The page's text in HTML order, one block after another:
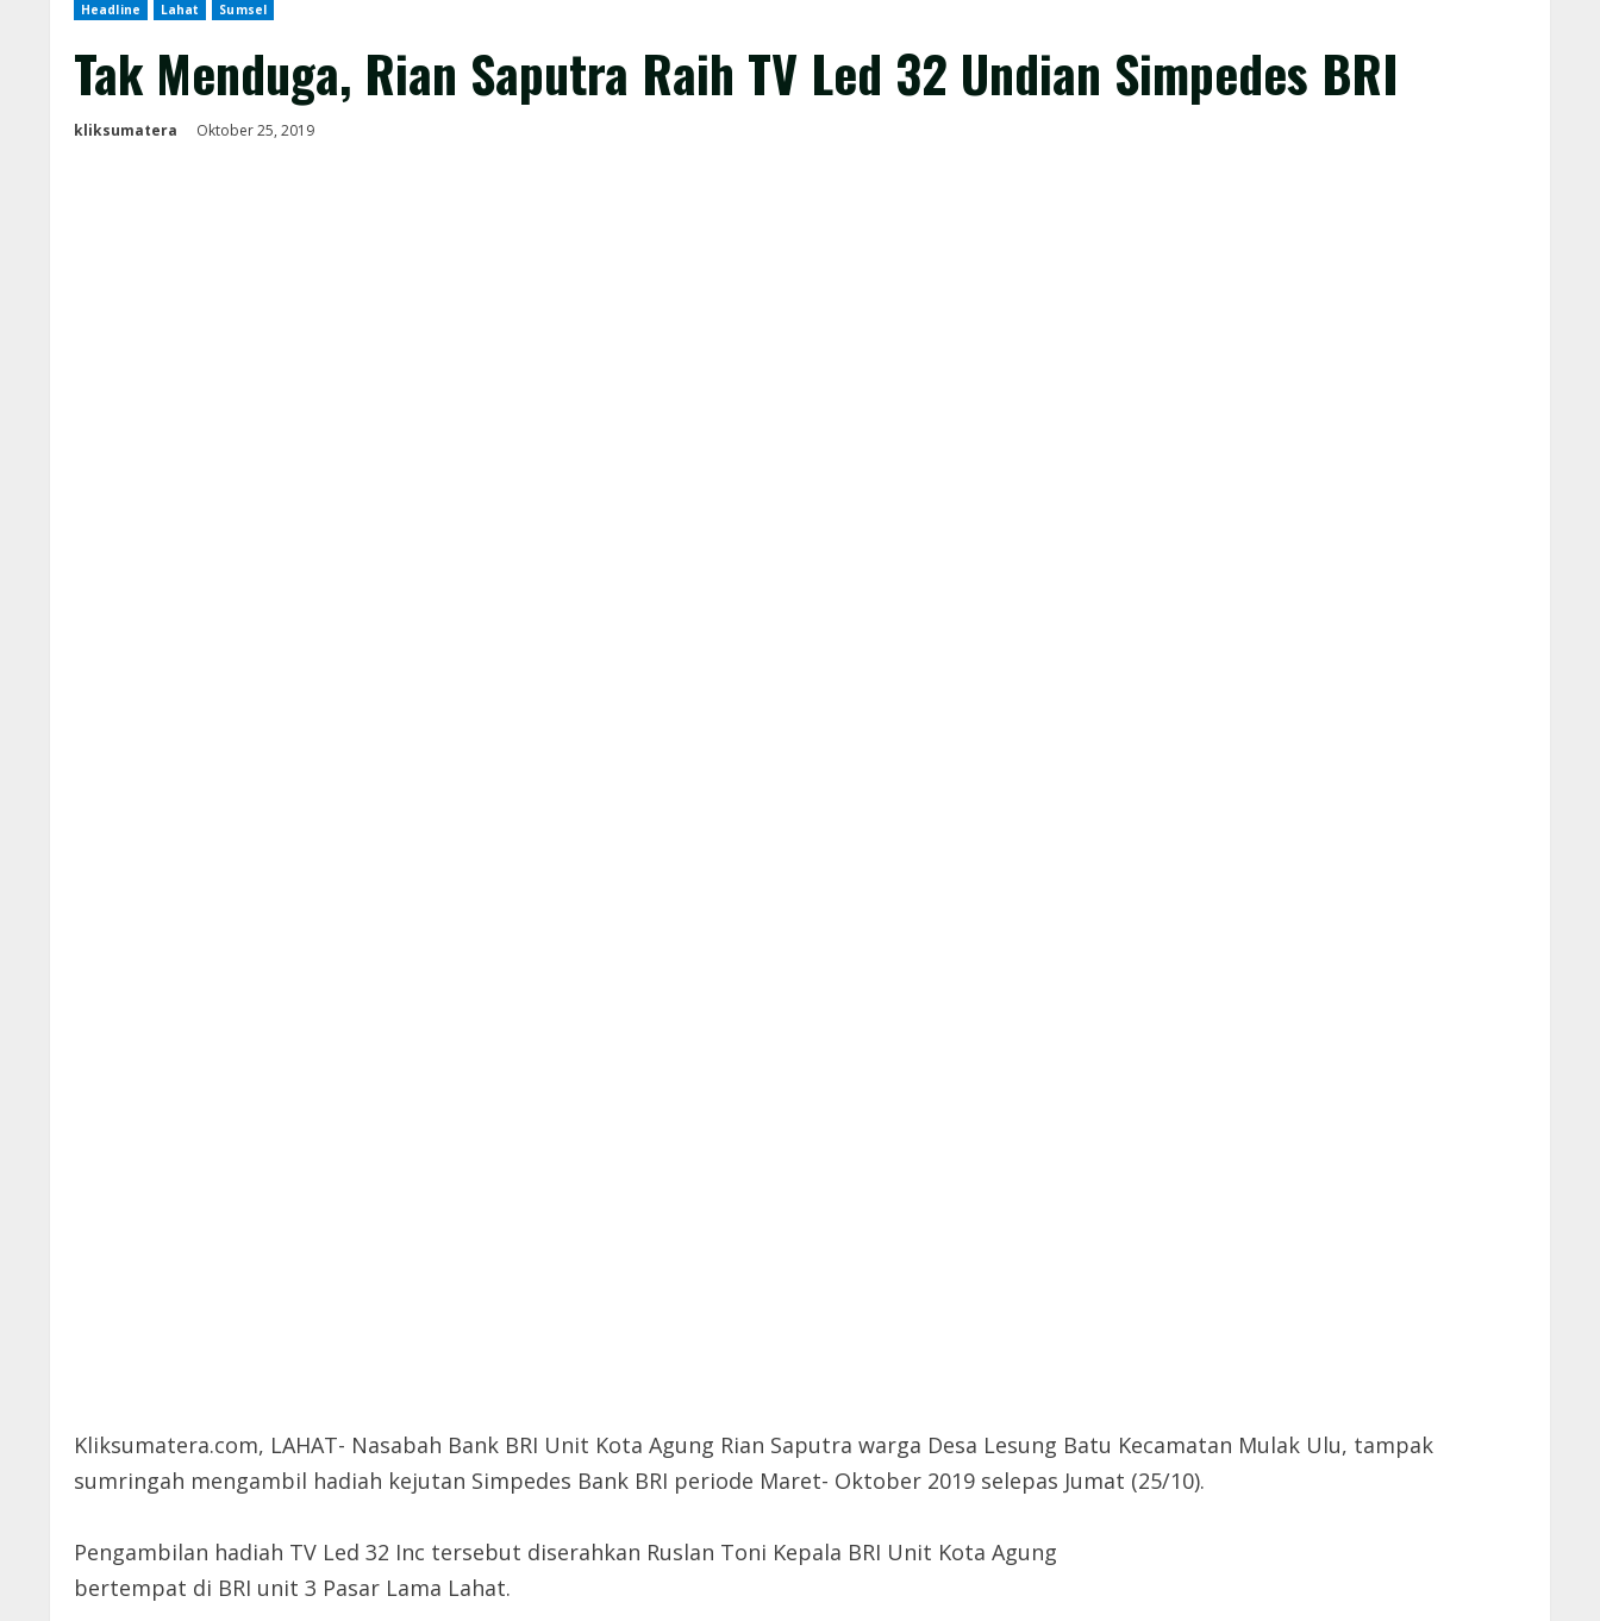
Headline Lahat Sumsel
Tak Menduga, Rian Saputra Raih TV Led 32 Undian Simpedes BRI
kliksumatera Oktober 25, 2019
Kliksumatera.com, LAHAT- Nasabah Bank BRI Unit Kota Agung Rian Saputra warga Desa Lesung Batu Kecamatan Mulak Ulu, tampak
sumringah mengambil hadiah kejutan Simpedes Bank BRI periode Maret- Oktober 2019 selepas Jumat (25/10).
Pengambilan hadiah TV Led 32 Inc tersebut diserahkan Ruslan Toni Kepala BRI Unit Kota Agung
bertempat di BRI unit 3 Pasar Lama Lahat.